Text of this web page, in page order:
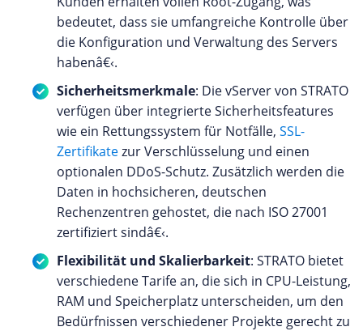
bedeutet, dass sie umfangreiche Kontrolle über
die Konfiguration und Verwaltung des Servers
habenâ€‹.
Sicherheitsmerkmale: Die vServer von STRATO
verfügen über integrierte Sicherheitsfeatures
wie ein Rettungssystem für Notfälle, SSL-
Zertifikatezur Verschlüsselung und einen
optionalen DDoS-Schutz. Zusätzlich werden die
Daten in hochsicheren, deutschen
Rechenzentren gehostet, die nach ISO 27001
zertifiziert sindâ€‹.
Flexibilität und Skalierbarkeit: STRATO bietet
verschiedene Tarife an, die sich in CPU-Leistung,
RAM und Speicherplatz unterscheiden, um den
Bedürfnissen verschiedener Projekte gerecht zu